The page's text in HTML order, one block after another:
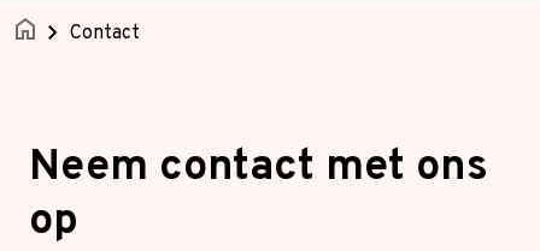
Nieuws
Afspraak maken
HomeContact
Neem contact met ons
op